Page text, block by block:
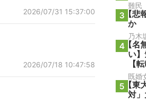
2026/07/31 15:37:00
2026/07/18 10:47:58
難民
3【悲
か
乃木
4【名
い
【
既婚
5【東
対